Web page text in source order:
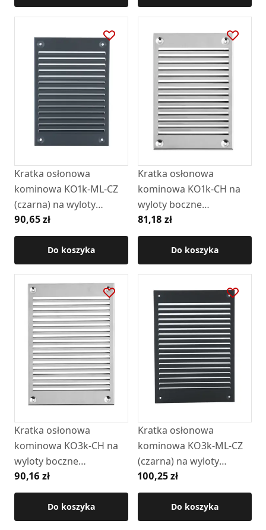
Kratka osłonowa
kominowa KO1k-ML-CZ
(czarna) na wyloty
boczne (RAL9005)
90,65 zł
Do koszyka
Kratka osłonowa
kominowa KO1k-CH na
wyloty boczne
(chromonikiel)
81,18 zł
Do koszyka
Kratka osłonowa
kominowa KO3k-CH na
wyloty boczne
(chromonikiel)
90,16 zł
Do koszyka
Kratka osłonowa
kominowa KO3k-ML-CZ
(czarna) na wyloty
boczne (RAL9005)
100,25 zł
Do koszyka